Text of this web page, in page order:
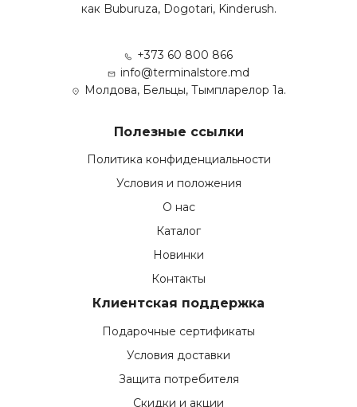
как Buburuza, Dogotari, Kinderush.
+373 60 800 866
info@terminalstore.md
Молдова, Бельцы, Тымпларелор 1а.
Полезные ссылки
Политика конфиденциальности
Условия и положения
О нас
Каталог
Новинки
Контакты
Клиентская поддержка
Подарочные сертификаты
Условия доставки
Защита потребителя
Скидки и акции